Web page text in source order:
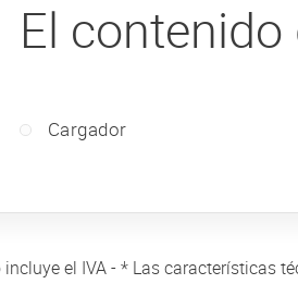
El
Cargador
incluye el IVA - * Las características